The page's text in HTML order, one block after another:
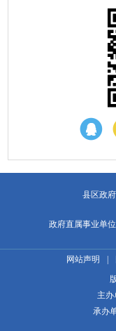
县区政府
政府直属事业单位
网站声明
主
承办